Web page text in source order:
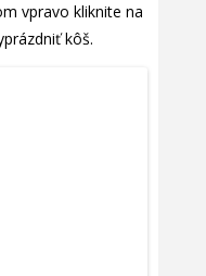
vpravo kliknite na
kôš.